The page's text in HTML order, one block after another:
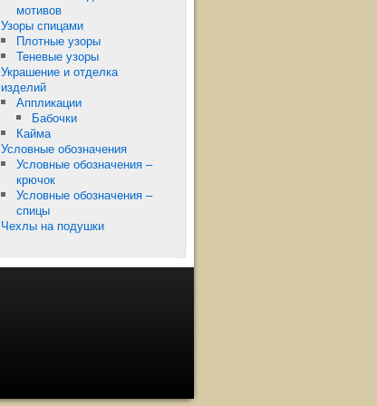
мотивов
Узоры спицами
Плотные узоры
Теневые узоры
Украшение и отделка
изделий
Аппликации
Бабочки
Кайма
Условные обозначения
Условные обозначения –
крючок
Условные обозначения –
спицы
Чехлы на подушки